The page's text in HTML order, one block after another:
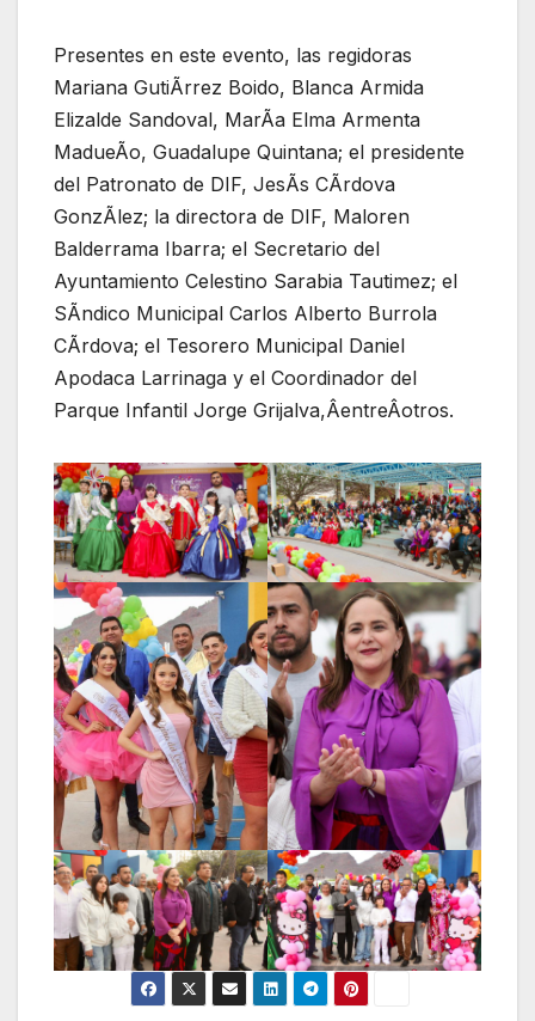
Presentes en este evento, las regidoras
Mariana GutiÃrrez Boido, Blanca Armida
Elizalde Sandoval, MarÃa Elma Armenta
MadueÃo, Guadalupe Quintana; el presidente
del Patronato de DIF, JesÃs CÃrdova
GonzÃlez; la directora de DIF, Maloren
Balderrama Ibarra; el Secretario del
Ayuntamiento Celestino Sarabia Tautimez; el
SÃndico Municipal Carlos Alberto Burrola
CÃrdova; el Tesorero Municipal Daniel
Apodaca Larrinaga y el Coordinador del
Parque Infantil Jorge Grijalva,ÂentreÂotros.